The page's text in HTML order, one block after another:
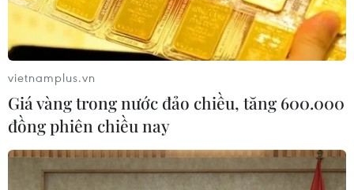
vietnamplus.vn
Giá vàng trong nước đảo chiều, tăng 600.000
đồng phiên chiều nay